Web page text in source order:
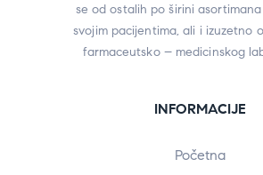
se od ostalih po širini
svojim pacijentima, ali i izuzetno
farmaceutsko – medicinskog
INFORMACIJE
Početna